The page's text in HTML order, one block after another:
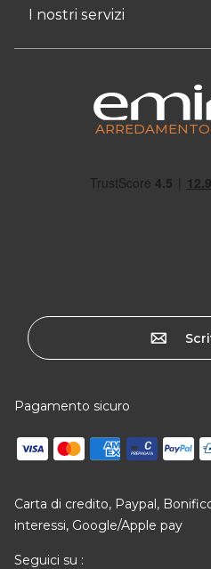
I nostri servizi
Pagamento sicuro
Carta di credito, Paypal,
interessi, Google/Apple pay
Seguici su :